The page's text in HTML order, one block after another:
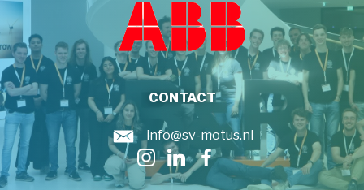
CONTACT
info@sv-motus.nl